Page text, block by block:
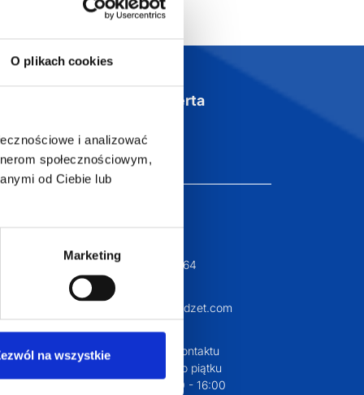
O plikach cookies
i analizować
społecznościowym,
od Ciebie lub
Marketing
na wszystkie
Szeroka oferta
KONTAKT
+48 601 072 064
biuro@supergadzet.com
Zapraszamy do kontaktu
od poniedziałku do piątku
w godzinach 8:00 - 16:00